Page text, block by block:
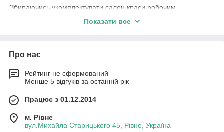
Збираючись укомплектувати салон краси робочим
натикається на пропозиціїкупити перукарню візок
вибрати візок, якщо вона все-таки необхідна конкретного
Це етажерка на коліщатках, укомплектована поличками і
скриньками, в яких майстри можуть зберігати весь свій
Показати все
Про нас
Рейтинг не сформований
Менше 5 відгуків за останній рік
Працює з 01.12.2014
м. Рівне
вул.Михайла Старицького 45, Рівне, Україна